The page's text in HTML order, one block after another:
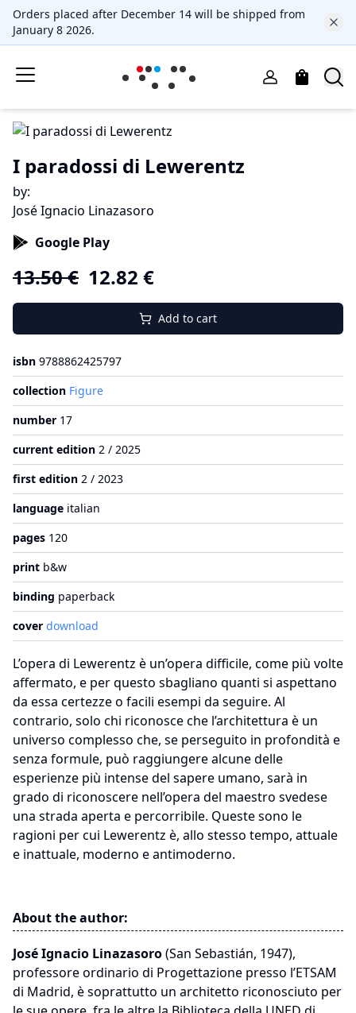
Orders placed after December 14 will be shipped from
January 8 2026.
I paradossi di Lewerentz
by:
José Ignacio Linazasoro
Google Play
13.50€ 12.82 €
Add to cart
isbn 9788862425797
collection Figure
number 17
current edition 2 / 2025
first edition 2 / 2023
language italian
pages 120
print b&w
binding paperback
cover download
L’opera di Lewerentz è un’opera difficile, come più volte
affermato, e per questo sbagliano quanti si aspettano
da essa certezze o facili esempi da seguire. Al
contrario, solo chi riconosce che l’architettura è un
universo complesso che, se perseguito in profondità e
senza formule, può raggiungere alcune delle
esperienze più intense del sapere umano, sarà in
grado di riconoscere nell’opera del maestro svedese
una strada aperta e percorribile. Queste sono le
ragioni per cui Lewerentz è, allo stesso tempo, attuale
e inattuale, moderno e antimoderno.
About the author:
José Ignacio Linazasoro(San Sebastián, 1947),
professore ordinario di Progettazione presso l’ETSAM
di Madrid, è soprattutto un architetto riconosciuto per